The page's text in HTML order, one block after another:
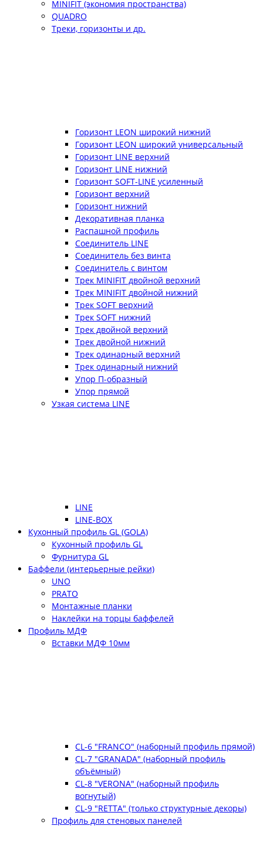
MINIFIT (экономия пространства)
QUADRO
Треки, горизонты и др.
Горизонт LEON широкий нижний
Горизонт LEON широкий универсальный
Горизонт LINE верхний
Горизонт LINE нижний
Горизонт SOFT-LINE усиленный
Горизонт верхний
Горизонт нижний
Декоративная планка
Распашной профиль
Соединитель LINE
Соединитель без винта
Соединитель с винтом
Трек MINIFIT двойной верхний
Трек MINIFIT двойной нижний
Трек SOFT верхний
Трек SOFT нижний
Трек двойной верхний
Трек двойной нижний
Трек одинарный верхний
Трек одинарный нижний
Упор П-образный
Упор прямой
Узкая система LINE
LINE
LINE-BOX
Кухонный профиль GL (GOLA)
Кухонный профиль GL
Фурнитура GL
Баффели (интерьерные рейки)
UNO
PRATO
Монтажные планки
Наклейки на торцы баффелей
Профиль МДФ
Вставки МДФ 10мм
CL-6 "FRANCO" (наборный профиль прямой)
CL-7 "GRANADA" (наборный профиль
объёмный)
CL-8 "VERONA" (наборный профиль
вогнутый)
CL-9 "RETTA" (только структурные декоры)
Профиль для стеновых панелей